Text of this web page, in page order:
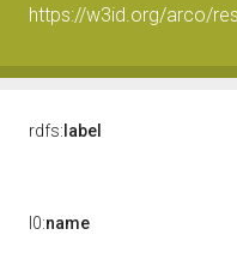
https://w3id.org/arco/
rdfs: label
l0:name